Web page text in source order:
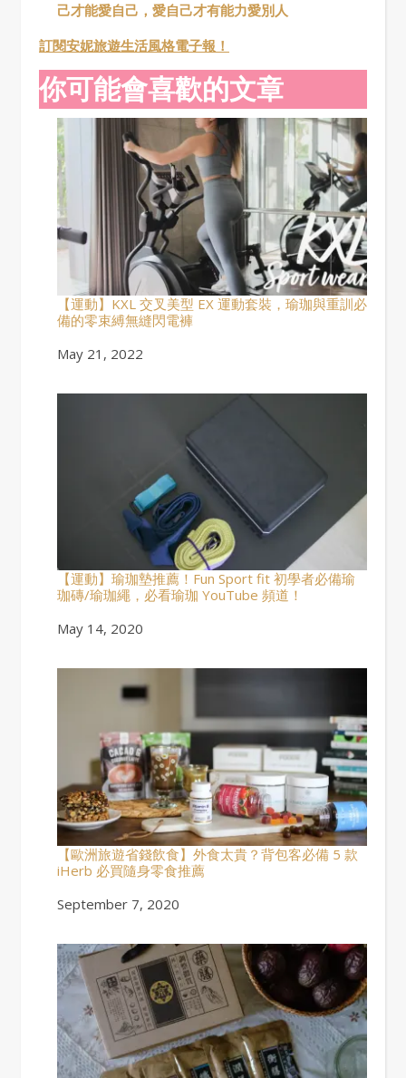
己才能愛自己，愛自己才有能力愛別人
訂閱安妮旅遊生活風格電子報！
你可能會喜歡的文章
【運動】KXL 交叉美型 EX 運動套裝，瑜珈與重訓必
備的零束縛無縫閃電褲
Date
May 21, 2022
【運動】瑜珈墊推薦！Fun Sport fit 初學者必備瑜
珈磚/瑜珈繩，必看瑜珈 YouTube 頻道！
Date
May 14, 2020
【歐洲旅遊省錢飲食】外食太貴？背包客必備 5 款
iHerb 必買隨身零食推薦
Date
September 7, 2020